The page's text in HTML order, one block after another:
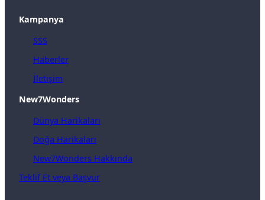
Kampanya
SSS
Haberler
İletişim
New7Wonders
Dünya Harikaları
Doğa Harikaları
New7Wonders Hakkında
Teklif Et veya Başvur